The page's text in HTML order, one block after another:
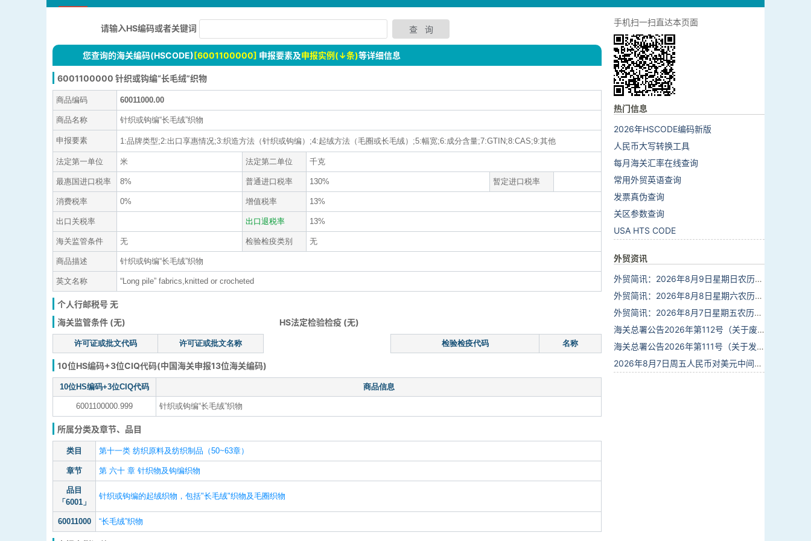
请输入HS编码或者关键词
您查询的海关编码(HSCODE)[6001100000] 申报要素及申报实例(↓条)等详细信息
6001100000 针织或钩编“长毛绒”织物
商品编码 60011000.00
商品名称 针织或钩编“长毛绒”织物
申报要素 1:品牌类型;2:出口享惠情况;3:织造方法（针织或钩编）;4:起绒方法（毛圈或长毛绒）;5:幅宽;6:成分含量;7:GTIN;8:CAS;9:其他
法定第一单位 米 法定第二单位 千克
最惠国进口税率 8% 普通进口税率 130% 暂定进口税率
消费税率 0% 增值税率 13%
出口关税率 出口退税率 13%
海关监管条件 无 检验检疫类别 无
商品描述 针织或钩编“长毛绒”织物
英文名称 “Long pile” fabrics,knitted or crocheted
个人行邮税号 无
海关监管条件 (无)
HS法定检验检疫 (无)
许可证或批文代码 许可证或批文名称 检验检疫代码 名称
10位HS编码+3位CIQ代码(中国海关申报13位海关编码)
10位HS编码+3位CIQ代码 商品信息
6001100000.999 针织或钩编“长毛绒”织物
所属分类及章节、品目
类目 第十一类 纺织原料及纺织制品（50~63章）
章节 第 六十 章 针织物及钩编织物
品目
「6001」
针织或钩编的起绒织物，包括"长毛绒"织物及毛圈织物
60011000 “长毛绒”织物
手机扫一扫直达本页面
热门信息
2026年HSCODE编码新版
人民币大写转换工具
每月海关汇率在线查询
常用外贸英语查询
发票真伪查询
关区参数查询
USA HTS CODE
外贸资讯
外贸简讯：2026年8月9日星期日农历六月廿七
外贸简讯：2026年8月8日星期六农历六月廿六
外贸简讯：2026年8月7日星期五农历六月廿五
海关总署公告2026年第112号（关于废止部分卫生检疫类规范性文件的公告）
海关总署公告2026年第111号（关于发布《进出境动植物检疫处理监督管理工作规定》《进出境卫生处理监督管理工作规定》的公告）
2026年8月7日周五人民币对美元中间价报6.7904调贬9个基点